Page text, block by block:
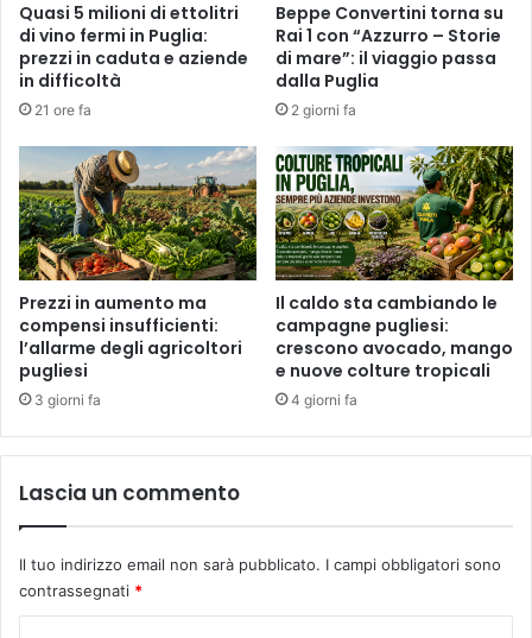
Quasi 5 milioni di ettolitri
di vino fermi in Puglia:
prezzi in caduta e aziende
in difficoltà
21 ore fa
Beppe Convertini torna su
Rai 1 con “Azzurro – Storie
di mare”: il viaggio passa
dalla Puglia
2 giorni fa
Prezzi in aumento ma
compensi insufficienti:
l’allarme degli agricoltori
pugliesi
3 giorni fa
Il caldo sta cambiando le
campagne pugliesi:
crescono avocado, mango
e nuove colture tropicali
4 giorni fa
Lascia un commento
Il tuo indirizzo email non sarà pubblicato. I campi obbligatori sono
contrassegnati *